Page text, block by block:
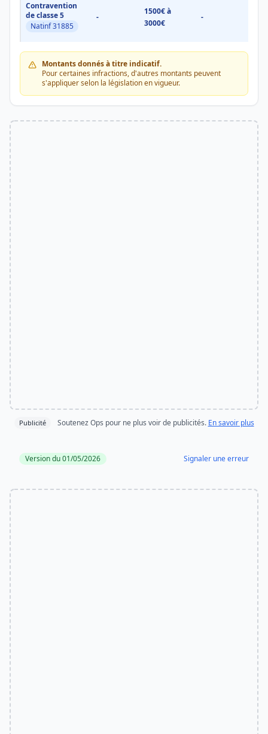
Contravention
de classe 5
Natinf 31885
-
1500€ à
3000€
-
Montants donnés à titre indicatif.
Pour certaines infractions, d'autres montants peuvent
s'appliquer selon la législation en vigueur.
Publicité Soutenez Ops pour ne plus voir de publicités. En savoir plus
Version du 01/05/2026 Signaler une erreur